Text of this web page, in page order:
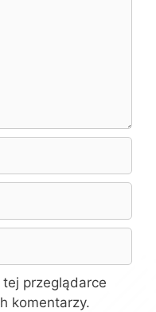
przeglądarce
komentarzy.